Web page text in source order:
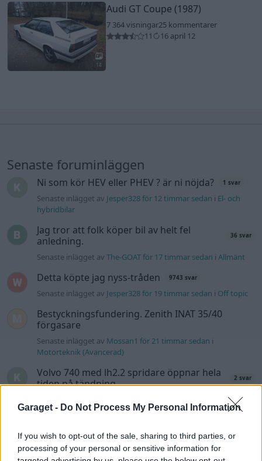
Garaget - Do Not Process My Personal Information
If you wish to opt-out of the sale, sharing to third parties, or
processing of your personal or sensitive information for
14
Audi GT Coupe (1987)
7 364 visningar25 kommentarer
11
16 april 12
Senaste foruminläggen
Ni som kör HEV eller PHEV ? är ni nöjda? 1 svar
Senaste inlägget av Jesper328 för 12 timmar sedan i El- och
hybridbilar
Jag tror att folk köper bil av helt fel
anledning.
36 svar
Senaste inlägget avThe-GOAT för 17 timmar sedan i Allmänt
Detta köpte jag nyss-tråden 9743 svar
Senaste inlägget av Jesper328 för 19 timmar sedan i Off topic
Bestyckningsfundering. Zenith INAT 35/40
förgasare
Senaste inlägget av Mossan1 för 21 timmar sedan i
Motorteknik (Avancerad)
Volvo 740 med lh2.2 spridare öppnar hela
tiden på tändning.
2 svar
Generell
felsökning
ID 4 vs EX 40 ? 4 svar
Senaste inlägget avMickeEng fredag 18:13iEl- och hybridbilar